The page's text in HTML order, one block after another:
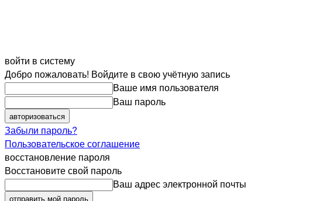
войти в систему
Добро пожаловать! Войдите в свою учётную запись
Ваше имя пользователя
Ваш пароль
Забыли пароль?
Пользовательское соглашение
восстановление пароля
Восстановите свой пароль
Ваш адрес электронной почты